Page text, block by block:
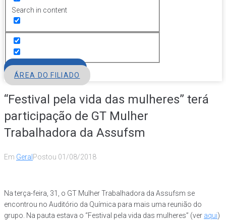
Search in content
ÁREA DO FILIADO
“Festival pela vida das mulheres” terá
participação de GT Mulher
Trabalhadora da Assufsm
Em Geral Postou 01/08/2018
Na terça-feira, 31, o GT Mulher Trabalhadora da Assufsm se
encontrou no Auditório da Química para mais uma reunião do
grupo. Na pauta estava o “Festival pela vida das mulheres” (ver aqui)